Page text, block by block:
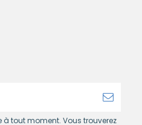
tout moment. Vous trouverez